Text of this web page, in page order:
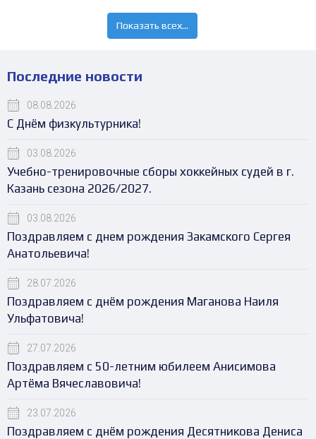
Показать всех...
Последние новости
08.08.2026
С Днём физкультурника!
03.08.2026
Учебно-тренировочные сборы хоккейных судей в г.
Казань сезона 2026/2027.
03.08.2026
Поздравляем с днем рождения Закамского Сергея
Анатольевича!
28.07.2026
Поздравляем с днём рождения Маганова Наиля
Ульфатовича!
27.07.2026
Поздравляем с 50-летним юбилеем Анисимова
Артёма Вячеславовича!
23.07.2026
Поздравляем с днём рождения Десятникова Дениса